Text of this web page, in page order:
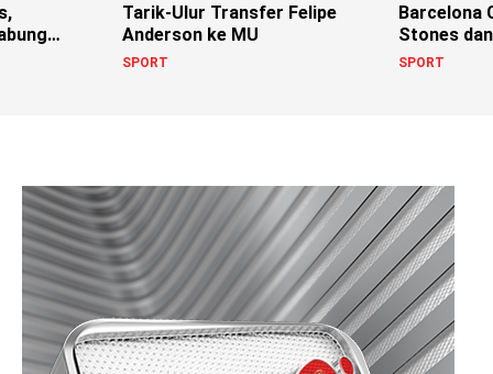
Tarik-Ulur Transfer Felipe
Anderson ke MU
SPORT
Barcelona
Stones
SPORT